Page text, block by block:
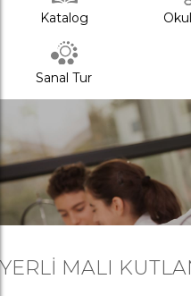
Katalog
Sanal Tur
YERLI MALI